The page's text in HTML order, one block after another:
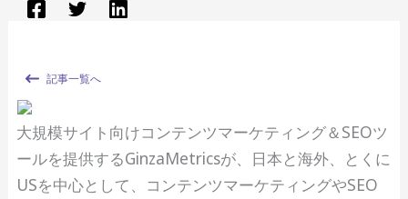
記事一覧へ
大規模サイト向けコンテンツマーケティング＆SEOツ
ールを提供するGinzaMetricsが、日本と海外、とくに
USを中心として、コンテンツマーケティングやSEO